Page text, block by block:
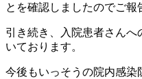
とを確認しましたのでご報
引き続き、入院患者さん
いております。
今後もいっそうの院内感